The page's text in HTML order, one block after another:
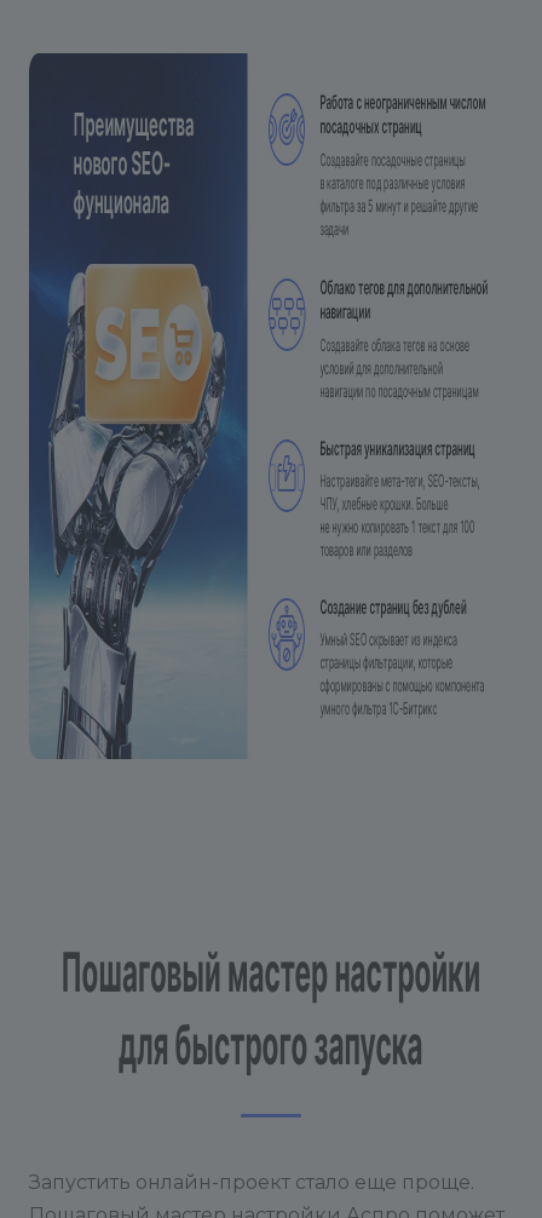
Запустить онлайн-проект стало еще проще.